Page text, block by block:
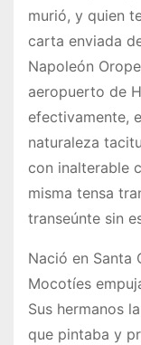
murió, y quien
carta enviada
Napoleón
aeropuerto de
efectivamente,
naturaleza
con inalterable
misma tensa
transeúnte sin
Nació en Santa
Mocotíes
Sus hermanos
que pintaba y